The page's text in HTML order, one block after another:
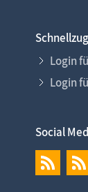
Login
Login
Social